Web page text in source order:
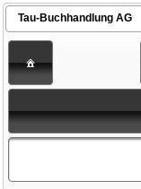
Tau-Buchhandlung AG